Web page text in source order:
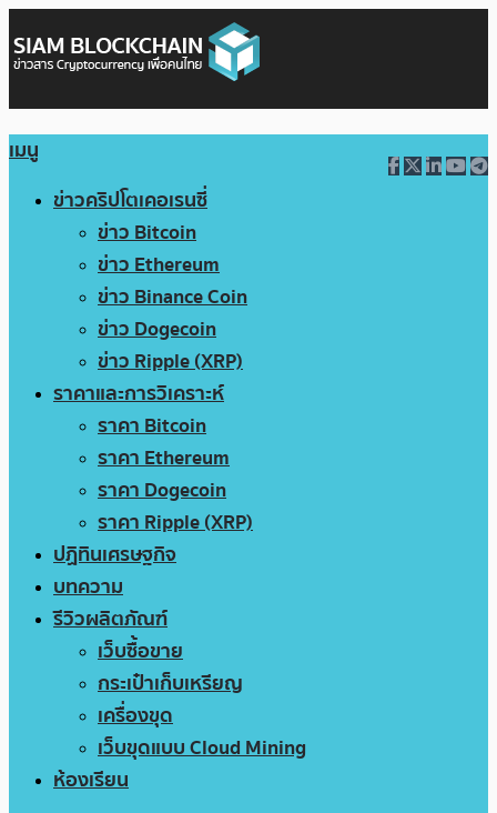
เมนู
ข่าวคริปโตเคอเรนซี่
ข่าว Bitcoin
ข่าว Ethereum
ข่าว Binance Coin
ข่าว Dogecoin
ข่าว Ripple (XRP)
ราคาและการวิเคราะห์
ราคา Bitcoin
ราคา Ethereum
ราคา Dogecoin
ราคา Ripple (XRP)
ปฏิทินเศรษฐกิจ
บทความ
รีวิวผลิตภัณฑ์
เว็บซื้อขาย
กระเป๋าเก็บเหรียญ
เครื่องขุด
เว็บขุดแบบ Cloud Mining
ห้องเรียน